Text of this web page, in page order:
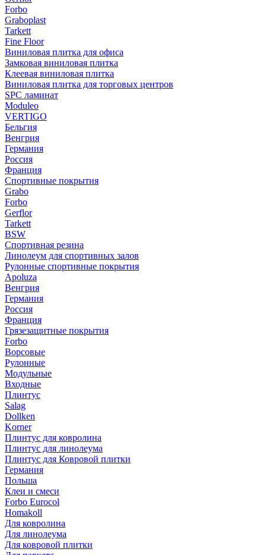
Forbo
Graboplast
Tarkett
Fine Floor
Виниловая плитка для офиса
Замковая виниловая плитка
Клеевая виниловая плитка
Виниловая плитка для торговых центров
SPC ламинат
Moduleo
VERTIGO
Бельгия
Венгрия
Германия
Россия
Франция
Спортивные покрытия
Grabo
Forbo
Gerflor
Tarkett
BSW
Спортивная резина
Линолеум для спортивных залов
Рулонные спортивные покрытия
Apoluza
Венгрия
Германия
Россия
Франция
Грязезащитные покрытия
Forbo
Ворсовые
Рулонные
Модульные
Входные
Плинтус
Salag
Dollken
Korner
Плинтус для ковролина
Плинтус для линолеума
Плинтус для Ковровой плитки
Германия
Польша
Клеи и смеси
Forbo Eurocol
Homakoll
Для ковролина
Для линолеума
Для ковровой плитки